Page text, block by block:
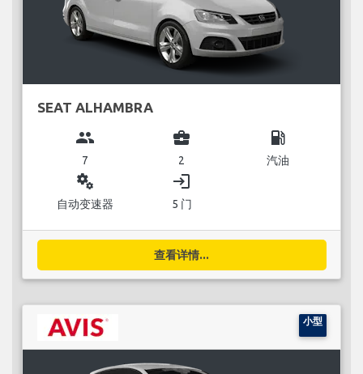
SEAT ALHAMBRA
group
7
business_center
2
local_gas_station
汽油
miscellaneous_services
自动变速器
login
5 门
查看详情...
小型